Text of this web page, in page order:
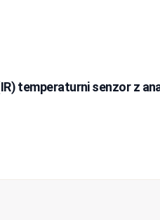
temperaturni senzor z